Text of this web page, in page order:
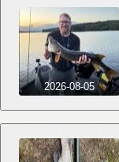
2026-08-05